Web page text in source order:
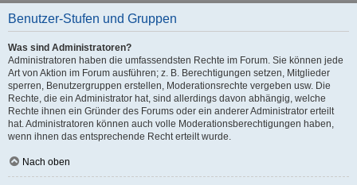
Benutzer-Stufen und Gruppen
Was sind Administratoren?
Administratoren haben die umfassendsten Rechte im Forum. Sie können jede
Art von Aktion im Forum ausführen; z. B. Berechtigungen setzen, Mitglieder
sperren, Benutzergruppen erstellen, Moderationsrechte vergeben usw. Die
Rechte, die ein Administrator hat, sind allerdings davon abhängig, welche
Rechte ihnen ein Gründer des Forums oder ein anderer Administrator erteilt
hat. Administratoren können auch volle Moderationsberechtigungen haben,
wenn ihnen das entsprechende Recht erteilt wurde.
Nach oben